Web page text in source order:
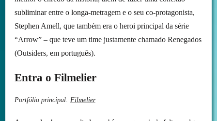
subliminar entre o longa-metragem e o seu co-protagonista,
Stephen Amell, que também era o heroi principal da série
“Arrow” – que teve um time justamente chamado Renegados
(Outsiders, em português).
Entra o Filmelier
Portfólio principal: Filmelier